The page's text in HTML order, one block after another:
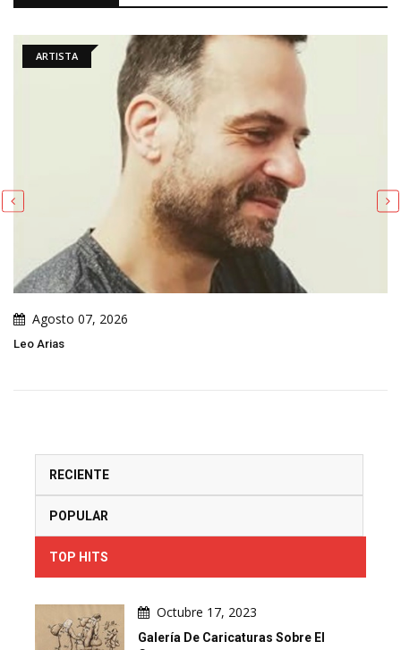
ARTÍCULO
RECIENTE
POPULAR
TOP HITS
Octubre 17, 2023
Galería De Caricaturas Sobre El